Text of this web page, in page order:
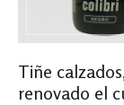
Tiñe
renovado el